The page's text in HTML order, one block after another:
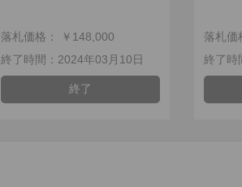
落札価格： ￥148,000
終了時間：2024年03月10日
終了
落札価
終了時